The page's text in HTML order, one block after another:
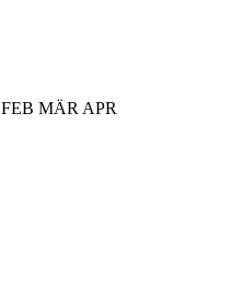
FEB MÄR APR